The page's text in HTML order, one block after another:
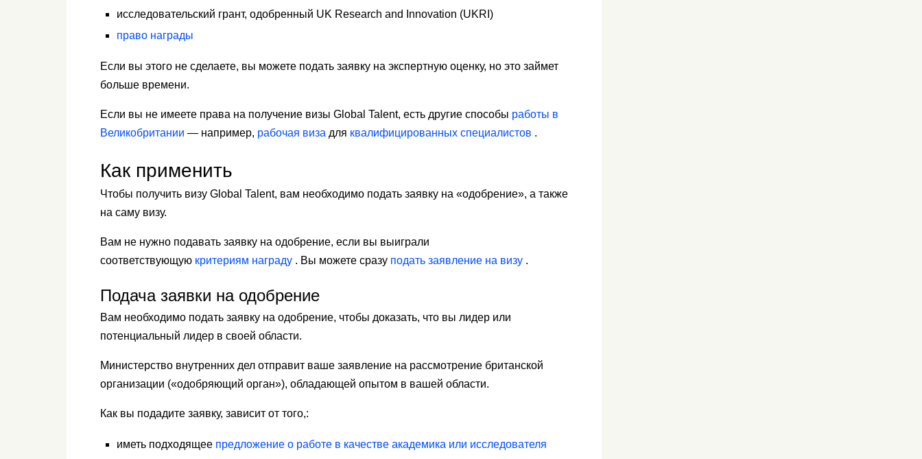
исследовательский грант, одобренный UK Research and Innovation (UKRI)
право награды
Если вы этого не сделаете, вы можете подать заявку на экспертную оценку, но это займет
больше времени.
Если вы не имеете права на получение визы Global Talent, есть другие способы работы в
Великобритании — например, рабочая виза для квалифицированных специалистов .
Как применить
Чтобы получить визу Global Talent, вам необходимо подать заявку на «одобрение», а также
на саму визу.
Вам не нужно подавать заявку на одобрение, если вы выиграли
соответствующую критериям награду . Вы можете сразу подать заявление на визу .
Подача заявки на одобрение
Вам необходимо подать заявку на одобрение, чтобы доказать, что вы лидер или
потенциальный лидер в своей области.
Министерство внутренних дел отправит ваше заявление на рассмотрение британской
организации («одобряющий орган»), обладающей опытом в вашей области.
Как вы подадите заявку, зависит от того,:
иметь подходящее предложение о работе в качестве академика или исследователя